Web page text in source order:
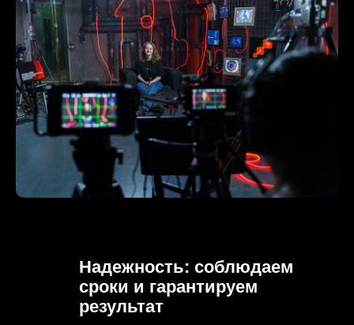
Надежность: соблюдаем
сроки и гарантируем
результат